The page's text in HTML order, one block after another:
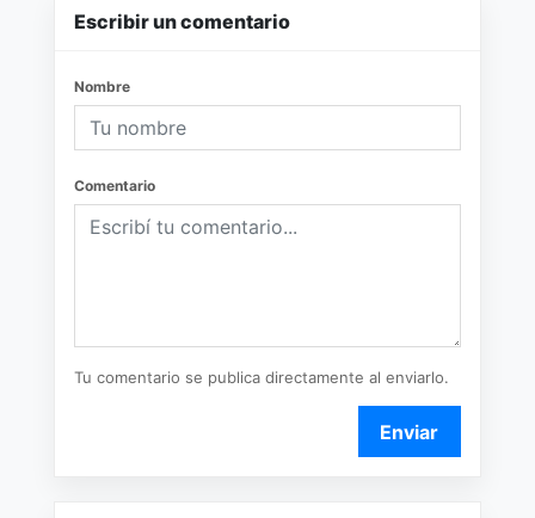
Escribir un comentario
Nombre
Comentario
Tu comentario se publica directamente al enviarlo.
Enviar